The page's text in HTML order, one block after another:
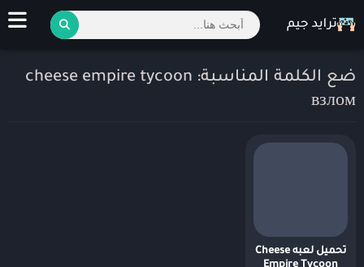
ضع الكلمة المناسبة: cheese empire tycoon
взлом
تحميل لعبه Cheese